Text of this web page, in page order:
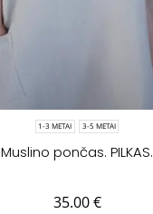
1-3 METAI 3-5 METAI
Muslino pončas. PILKAS.
35.00€